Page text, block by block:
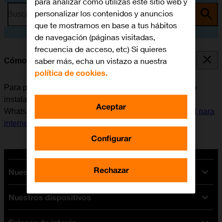
Busca por problema o tema
Cómo instalar WhatsApp Messenger
Para poder utilizar WhatsApp Messenger, es necesario
instalar esta aplicación en el móvil. Antes de instalar
WhatsApp Messenger, es necesario
configurar el móvil para
internet
Nuestras tarifas
Tarifas Orange
Tarifas fibra y móvil
Nuestros dispositivos
personalizar los contenidos y anuncios
que te mostramos en base a tus hábitos
de navegación (páginas visitadas,
frecuencia de acceso, etc) Si quieres
saber más, echa un vistazo a nuestra
política de cookies.
Configurar
Rechazar
Aceptar